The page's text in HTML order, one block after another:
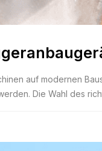
auf modernen
Die Wahl des